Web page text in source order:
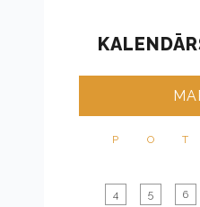
P O T
4 5 6